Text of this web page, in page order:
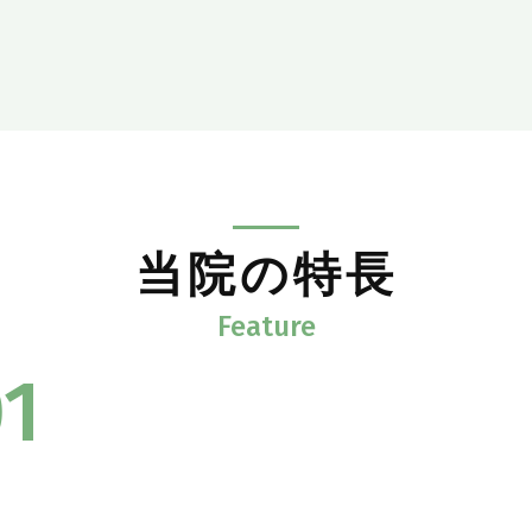
当院の特長